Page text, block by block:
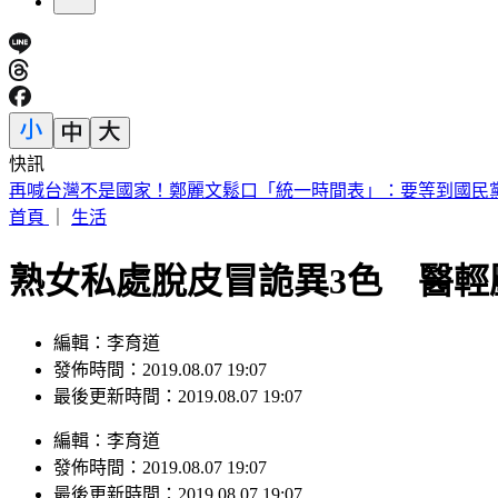
快訊
扯！駐日內瓦處長執意請立委吃米其林餐 錯過班機多花百萬
首頁
生活
熟女私處脫皮冒詭異3色 醫輕
編輯：李育道
發佈時間：2019.08.07 19:07
最後更新時間：2019.08.07 19:07
編輯 ： 李育道
發佈時間： 2019.08.07 19:07
最後更新時間： 2019.08.07 19:07